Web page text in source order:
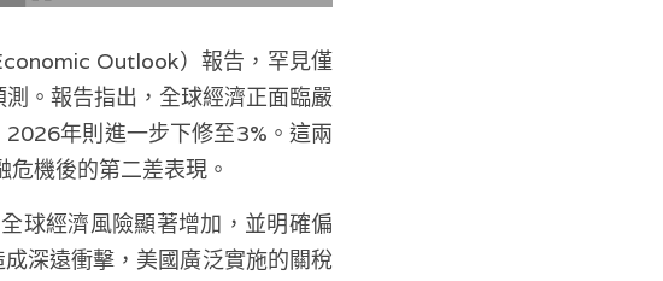
Outlook）報告，罕見僅
。報告指出，全球經濟正面臨嚴
年則進一步下修至3%。這兩
機後的第二差表現。
球經濟風險顯著增加，並明確偏
深遠衝擊，美國廣泛實施的關稅